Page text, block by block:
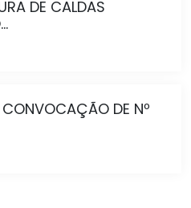
DE CALDAS
CONVOCAÇÃO DE Nº